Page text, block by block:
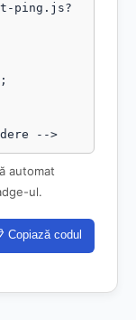
ping.js?
-->
automat
ul.
Copiază codul